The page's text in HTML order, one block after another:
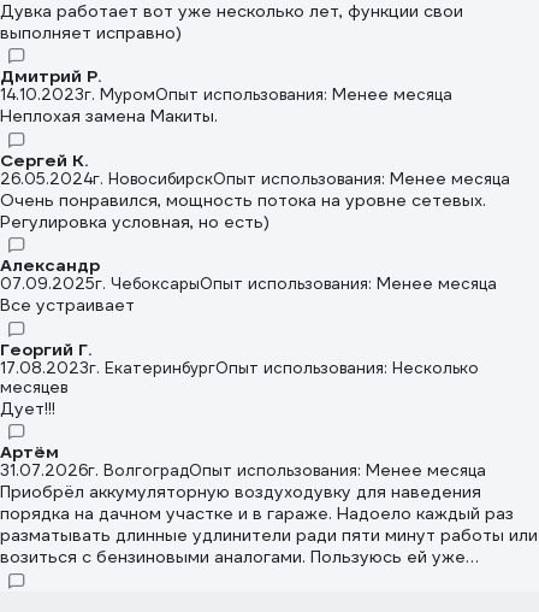
Дувка работает вот уже несколько лет, функции свои
выполняет исправно)
Дмитрий Р.
14.10.2023г. МуромОпыт использования: Менее месяца
Неплохая замена Макиты.
Сергей К.
26.05.2024г. НовосибирскОпыт использования: Менее месяца
Очень понравился, мощность потока на уровне сетевых.
Регулировка условная, но есть)
Александр
07.09.2025г. ЧебоксарыОпыт использования: Менее месяца
Все устраивает
Георгий Г.
17.08.2023г. ЕкатеринбургОпыт использования: Несколько
месяцев
Дует!!!
Артём
31.07.2026г. ВолгоградОпыт использования: Менее месяца
Приобрёл аккумуляторную воздуходувку для наведения
порядка на дачном участке и в гараже. Надоело каждый раз
разматывать длинные удлинители ради пяти минут работы или
возиться с бензиновыми аналогами. Пользуюсь ей уже
несколько месяцев и готов поделиться своими